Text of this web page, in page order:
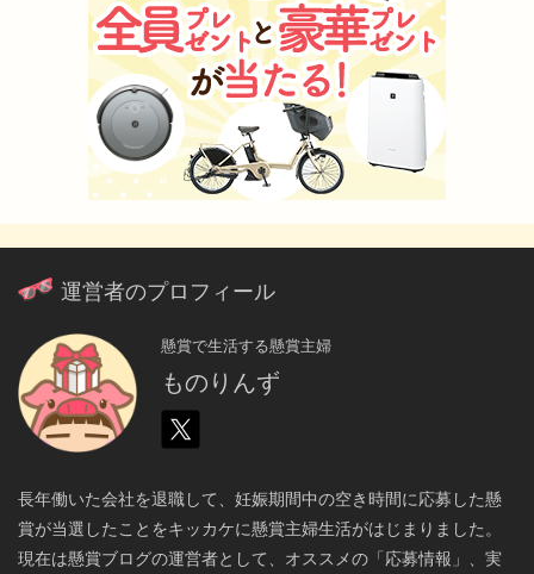
運営者のプロフィール
懸賞で生活する懸賞主婦
ものりんず
長年働いた会社を退職して、妊娠期間中の空き時間に応募した懸
賞が当選したことをキッカケに懸賞主婦生活がはじまりました。
現在は懸賞ブログの運営者として、オススメの「応募情報」、実